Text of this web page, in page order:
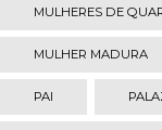
MULHERES DE
MULHER MADURA
PAI